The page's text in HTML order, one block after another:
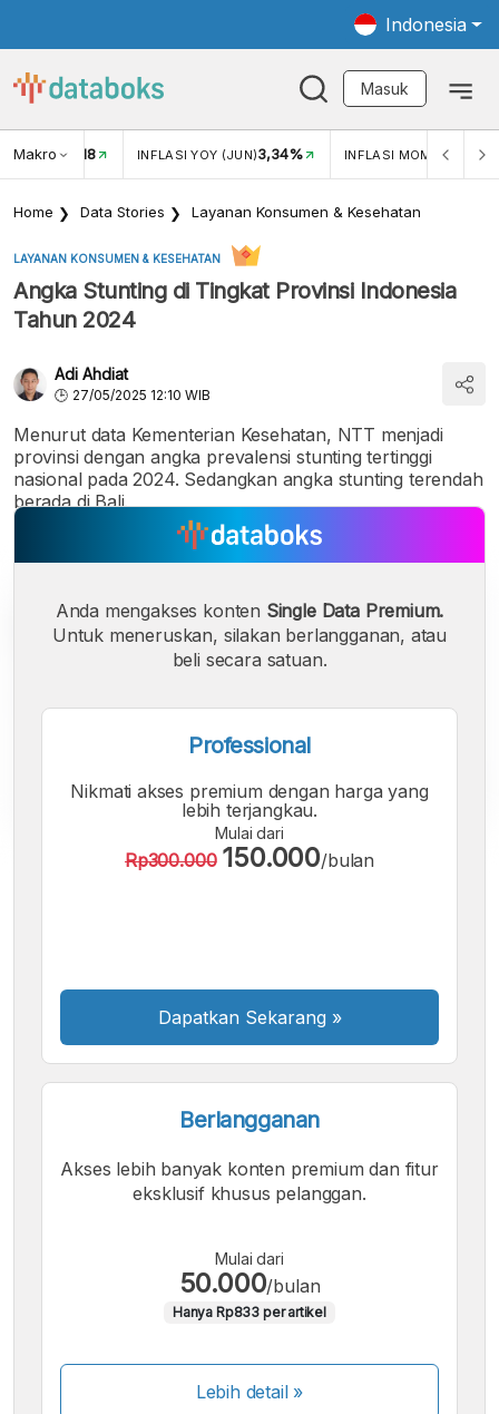
Indonesia
Masuk
Makro
USD/IDR 18 INFLASI YOY (JUN)3,34% INFLASI MOM (MEI)
Home Data Stories Layanan Konsumen & Kesehatan
LAYANAN KONSUMEN & KESEHATAN
Angka Stunting di Tingkat Provinsi Indonesia
Tahun 2024
Adi Ahdiat
27/05/2025 12:10 WIB
Menurut data Kementerian Kesehatan, NTT menjadi
provinsi dengan angka prevalensi stunting tertinggi
nasional pada 2024. Sedangkan angka stunting terendah
berada di Bali.
A A A
Anda mengakses konten Single Data Premium.
Untuk meneruskan, silakan berlangganan, atau
beli secara satuan.
Professional
Nikmati akses premium dengan harga yang
lebih terjangkau.
Mulai dari
Rp300.000 150.000/bulan
Dapatkan Sekarang »
Berlangganan
Akses lebih banyak konten premium dan fitur
eksklusif khusus pelanggan.
Mulai dari
50.000/bulan
Hanya Rp833 per artikel
Lebih detail »